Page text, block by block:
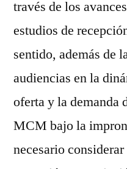
través de los
estudios de
sentido, además de
audiencias en la
oferta y la demanda
MCM bajo la
necesario